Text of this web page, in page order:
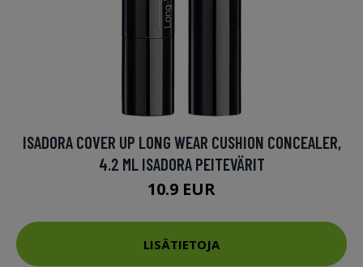
ISADORA COVER UP LONG WEAR CUSHION CONCEALER,
4.2 ML ISADORA PEITEVÄRIT
10.9 EUR
LISÄTIETOJA